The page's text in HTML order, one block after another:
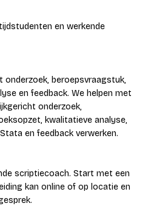
en werkende
beroepsvraagstuk,
en feedback. We helpen met
onderzoek,
kwalitatieve analyse,
en feedback verwerken.
scriptiecoach. Start met een
kan online of op locatie en